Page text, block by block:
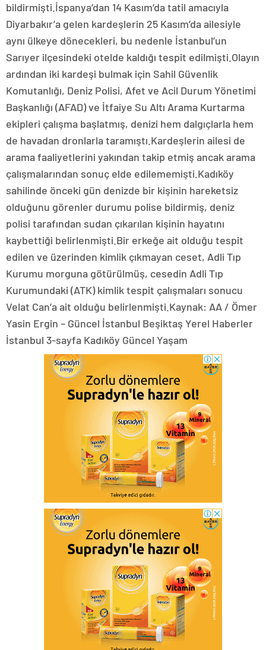
bildirmişti.İspanya’dan 14 Kasım’da tatil amacıyla
Diyarbakır’a gelen kardeşlerin 25 Kasım’da ailesiyle
aynı ülkeye dönecekleri, bu nedenle İstanbul’un
Sarıyer ilçesindeki otelde kaldığı tespit edilmişti.Olayın
ardından iki kardeşi bulmak için Sahil Güvenlik
Komutanlığı, Deniz Polisi, Afet ve Acil Durum Yönetimi
Başkanlığı (AFAD) ve İtfaiye Su Altı Arama Kurtarma
ekipleri çalışma başlatmış, denizi hem dalgıçlarla hem
de havadan dronlarla taramıştı.Kardeşlerin ailesi de
arama faaliyetlerini yakından takip etmiş ancak arama
çalışmalarından sonuç elde edilememişti.Kadıköy
sahilinde önceki gün denizde bir kişinin hareketsiz
olduğunu görenler durumu polise bildirmiş, deniz
polisi tarafından sudan çıkarılan kişinin hayatını
kaybettiği belirlenmişti.Bir erkeğe ait olduğu tespit
edilen ve üzerinden kimlik çıkmayan ceset, Adli Tıp
Kurumu morguna götürülmüş, cesedin Adli Tıp
Kurumundaki (ATK) kimlik tespit çalışmaları sonucu
Velat Can’a ait olduğu belirlenmişti.Kaynak: AA / Ömer
Yasin Ergin – Güncel İstanbul Beşiktaş Yerel Haberler
İstanbul 3-sayfa Kadıköy Güncel Yaşam